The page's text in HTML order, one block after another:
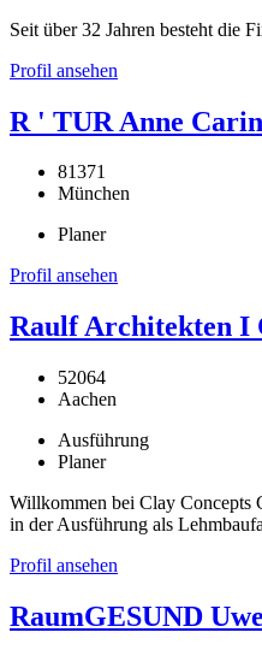
Seit über 32 Jahren besteht die
Profil ansehen
R ' TUR Anne
81371
München
Planer
Profil ansehen
Raulf Architekten I
52064
Aachen
Ausführung
Planer
Willkommen bei Clay Concepts
in der Ausführung als
Profil ansehen
RaumGESUND